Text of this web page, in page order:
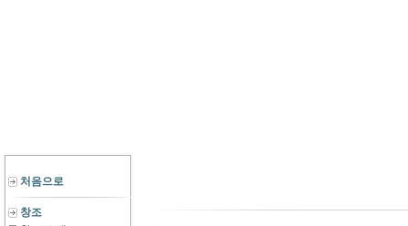
처음으로
창조